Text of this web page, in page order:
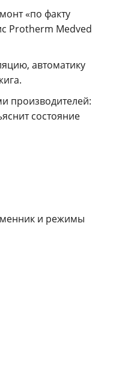
«по факту
Protherm Medved
автоматику
производителей:
состояние
и режимы